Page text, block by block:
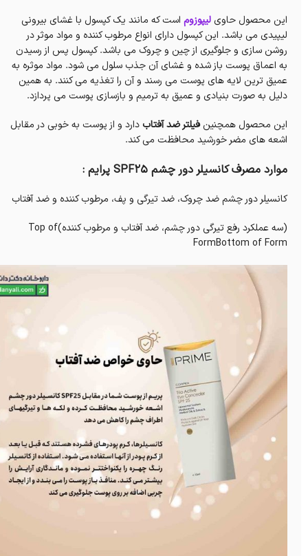
این محصول حاویلیپوزوم است که مانند یک کپسول با غشای بیرونی
لیپیدی می باشد. این کپسول دارای انواع مرطوب کننده و مواد موثر در
روشن سازی و جلوگیری از چین و چروک می باشد. کپسول پس از رسیدن
به اعماق پوست باز شده و غشای آن جذب سلول می شود. مواد موثره به
عمیق ترین لایه های پوست می رسند و آن را تغذیه می کنند. به همین
دلیل به صورت بنیادی و عمیق به ترمیم و بازسازی پوست می پردازد.
این محصول همچنینفیلتر ضد آفتاب دارد و از پوست به خوبی در مقابل
اشعه های مضر خورشید محافظت می کند.
موارد مصرف کانسیلر دور چشم SPF25 پرایم :
کانسیلر دور چشم ضد چروک، ضد تیرگی و پف، مرطوب کننده و ضد آفتاب
(سه عملکرد رفع تیرگی دور چشم، ضد آفتاب و مرطوب کننده)Top of
FormBottom of Form